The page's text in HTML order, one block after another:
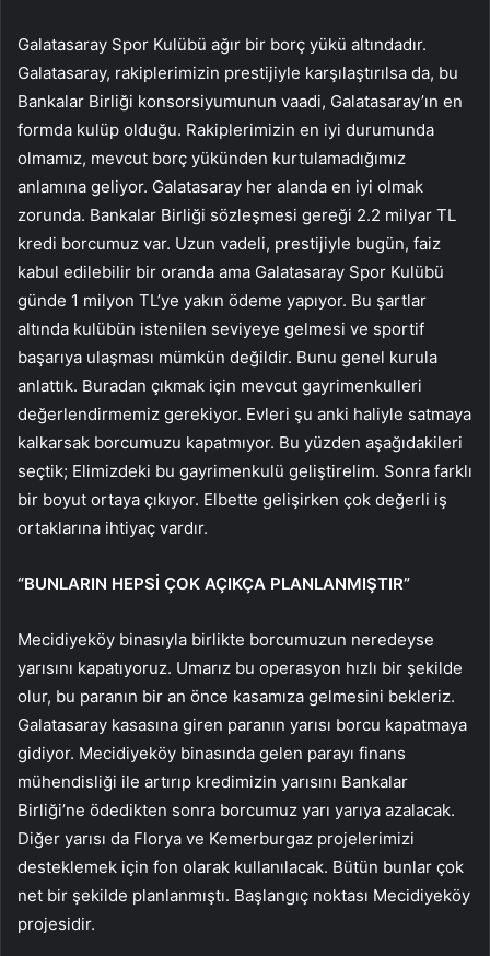
Galatasaray Spor Kulübü ağır bir borç yükü altındadır.
Galatasaray, rakiplerimizin prestijiyle karşılaştırılsa da, bu
Bankalar Birliği konsorsiyumunun vaadi, Galatasaray’ın en
formda kulüp olduğu. Rakiplerimizin en iyi durumunda
olmamız, mevcut borç yükünden kurtulamadığımız
anlamına geliyor. Galatasaray her alanda en iyi olmak
zorunda. Bankalar Birliği sözleşmesi gereği 2.2 milyar TL
kredi borcumuz var. Uzun vadeli, prestijiyle bugün, faiz
kabul edilebilir bir oranda ama Galatasaray Spor Kulübü
günde 1 milyon TL’ye yakın ödeme yapıyor. Bu şartlar
altında kulübün istenilen seviyeye gelmesi ve sportif
başarıya ulaşması mümkün değildir. Bunu genel kurula
anlattık. Buradan çıkmak için mevcut gayrimenkulleri
değerlendirmemiz gerekiyor. Evleri şu anki haliyle satmaya
kalkarsak borcumuzu kapatmıyor. Bu yüzden aşağıdakileri
seçtik; Elimizdeki bu gayrimenkulü geliştirelim. Sonra farklı
bir boyut ortaya çıkıyor. Elbette gelişirken çok değerli iş
ortaklarına ihtiyaç vardır.
“BUNLARIN HEPSİ ÇOK AÇIKÇA PLANLANMIŞTIR”
Mecidiyeköy binasıyla birlikte borcumuzun neredeyse
yarısını kapatıyoruz. Umarız bu operasyon hızlı bir şekilde
olur, bu paranın bir an önce kasamıza gelmesini bekleriz.
Galatasaray kasasına giren paranın yarısı borcu kapatmaya
gidiyor. Mecidiyeköy binasında gelen parayı finans
mühendisliği ile artırıp kredimizin yarısını Bankalar
Birliği’ne ödedikten sonra borcumuz yarı yarıya azalacak.
Diğer yarısı da Florya ve Kemerburgaz projelerimizi
desteklemek için fon olarak kullanılacak. Bütün bunlar çok
net bir şekilde planlanmıştı. Başlangıç ​​noktası Mecidiyeköy
projesidir.